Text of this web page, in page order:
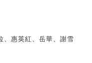
、惠英紅、岳華、謝雪